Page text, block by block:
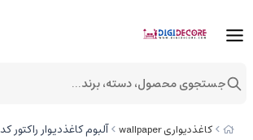
کاغذدیواری wallpaper آلبوم کاغذدیوار راکتور کد 8031 REACTOR
جستجوی محصول، دسته، برند...